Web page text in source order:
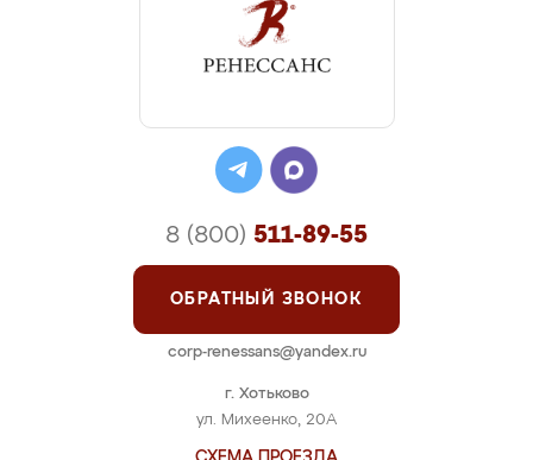
г. Хотьково
ул. Михеенко, 20А
8 (800) 511-89-55
ОБРАТНЫЙ ЗВОНОК
corp-renessans@yandex.ru